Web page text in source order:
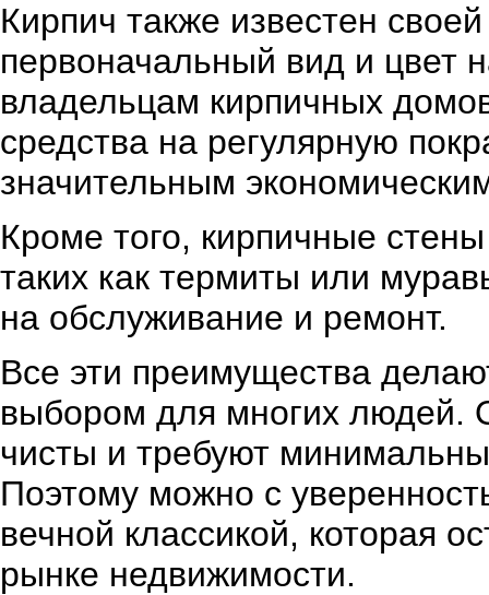
Кирпич также известен
первоначальный вид и цвет
владельцам кирпичных
средства на регулярную
значительным
Кроме того, кирпичные
таких как термиты или
на обслуживание и ремонт.
Все эти преимущества
выбором для многих людей.
чисты и требуют
Поэтому можно с
вечной классикой, которая
рынке недвижимости.